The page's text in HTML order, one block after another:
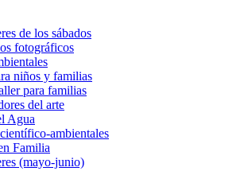
de los sábados
fotográficos
niños y familias
para familias
del arte
Agua
ambientales
Familia
(mayo-junio)